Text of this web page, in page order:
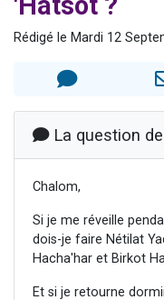
Il
Ariel
Rédigé le Mardi 12
La question
Chalom,
Si je me réveille
dois-je faire Nétilat
Hacha'har et Birkot
Et si je retourne